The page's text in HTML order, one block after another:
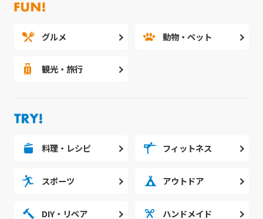
グルメ 動物・ペット
観光・旅行
料理・レシピ フィットネス
スポーツ アウトドア
DIY・リペア ハンドメイド